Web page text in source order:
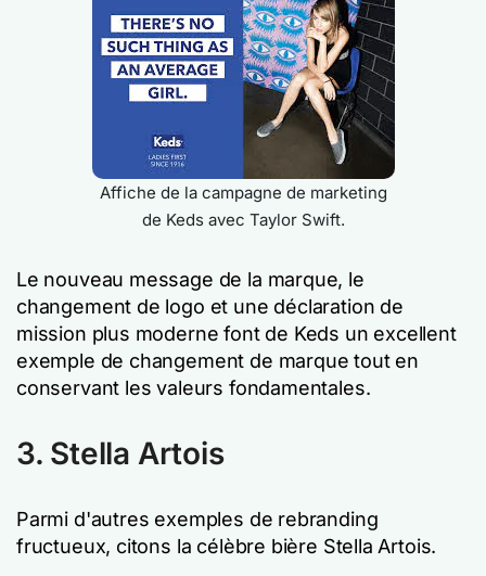
Affiche de la campagne de marketing
de Keds avec Taylor Swift.
Le nouveau message de la marque, le
changement de logo et une déclaration de
mission plus moderne font de Keds un excellent
exemple de changement de marque tout en
conservant les valeurs fondamentales.
3. Stella Artois
Parmi d'autres exemples de rebranding
fructueux, citons la célèbre bière Stella Artois.